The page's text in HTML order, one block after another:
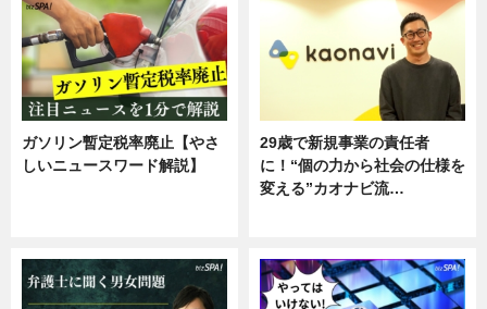
ガソリン暫定税率廃止【やさ
しいニュースワード解説】
29歳で新規事業の責任者
に！“個の力から社会の仕様を
変える”カオナビ流…